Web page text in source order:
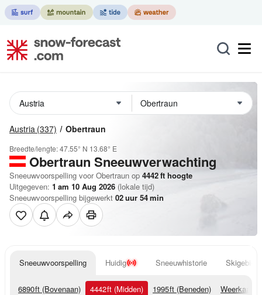
Austria (337) Obertraun
Breedte/lengte:47.55° N 13.68° E
Obertraun Sneeuwverwachting
Sneeuwvoorspelling voor Obertraun op 4442ft hoogte
Uitgegeven: 1 am 10 Aug 2026 (lokale tijd)
Sneeuwvoorspelling bijgewerkt 02uur 54min
Sneeuwvoorspelling Huidig Sneeuwhistorie Skigebied
6890ft (Bovenaan) 4442ft (Midden) 1995ft (Beneden)